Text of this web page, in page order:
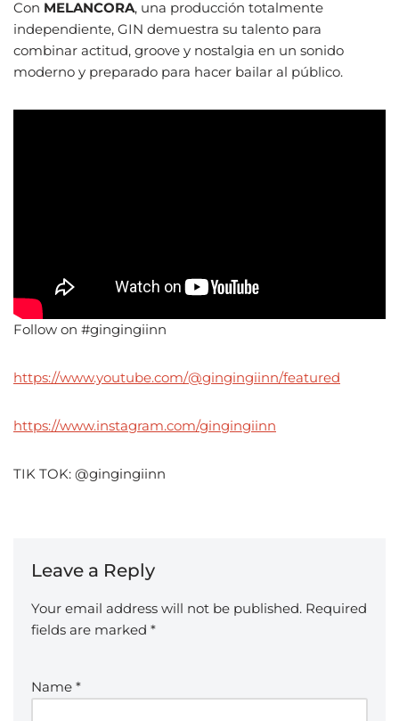
Con MELANCORA, una producción totalmente
independiente, GIN demuestra su talento para
combinar actitud, groove y nostalgia en un sonido
moderno y preparado para hacer bailar al público.
Follow on #gingingiinn
https://www.youtube.com/@gingingiinn/featured
https://www.instagram.com/gingingiinn
TIK TOK: @gingingiinn
Leave a Reply
Your email address will not be published. Required
fields are marked *
Name *